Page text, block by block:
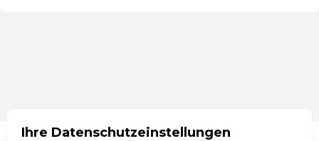
Ihre Datenschutzeinstellungen